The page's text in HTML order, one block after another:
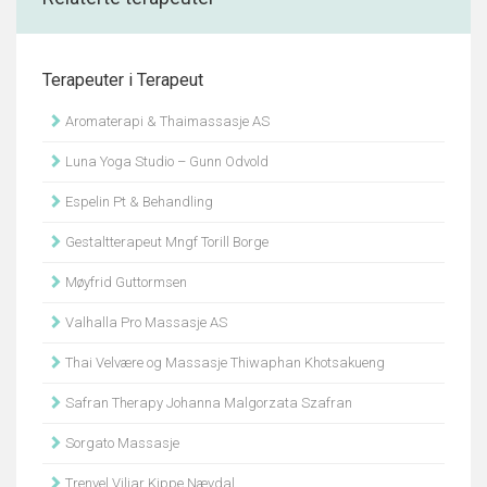
Terapeuter i Terapeut
Aromaterapi & Thaimassasje AS
Luna Yoga Studio – Gunn Odvold
Espelin Pt & Behandling
Gestaltterapeut Mngf Torill Borge
Møyfrid Guttormsen
Valhalla Pro Massasje AS
Thai Velvære og Massasje Thiwaphan Khotsakueng
Safran Therapy Johanna Malgorzata Szafran
Sorgato Massasje
Trenvel Viljar Kippe Nævdal